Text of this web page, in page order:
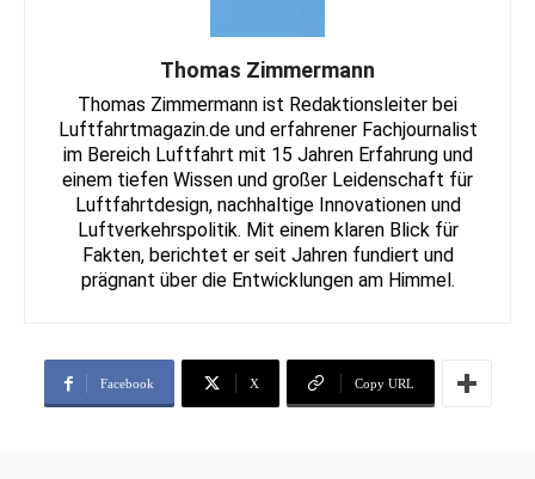
Thomas Zimmermann
Thomas Zimmermann ist Redaktionsleiter bei
Luftfahrtmagazin.de und erfahrener Fachjournalist
im Bereich Luftfahrt mit 15 Jahren Erfahrung und
einem tiefen Wissen und großer Leidenschaft für
Luftfahrtdesign, nachhaltige Innovationen und
Luftverkehrspolitik. Mit einem klaren Blick für
Fakten, berichtet er seit Jahren fundiert und
prägnant über die Entwicklungen am Himmel.
Facebook X Copy URL